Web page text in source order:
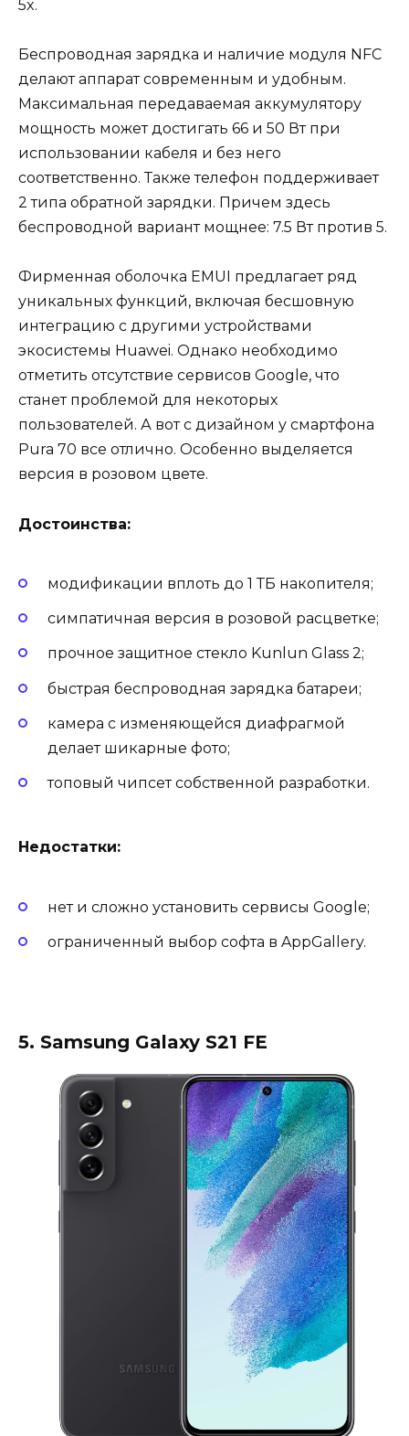
5x.
Беспроводная зарядка и наличие модуля NFC
делают аппарат современным и удобным.
Максимальная передаваемая аккумулятору
мощность может достигать 66 и 50 Вт при
использовании кабеля и без него
соответственно. Также телефон поддерживает
2 типа обратной зарядки. Причем здесь
беспроводной вариант мощнее: 7.5 Вт против 5.
Фирменная оболочка EMUI предлагает ряд
уникальных функций, включая бесшовную
интеграцию с другими устройствами
экосистемы Huawei. Однако необходимо
отметить отсутствие сервисов Google, что
станет проблемой для некоторых
пользователей. А вот с дизайном у смартфона
Pura 70 все отлично. Особенно выделяется
версия в розовом цвете.
Достоинства:
модификации вплоть до 1 ТБ накопителя;
симпатичная версия в розовой расцветке;
прочное защитное стекло Kunlun Glass 2;
быстрая беспроводная зарядка батареи;
камера с изменяющейся диафрагмой
делает шикарные фото;
топовый чипсет собственной разработки.
Недостатки:
нет и сложно установить сервисы Google;
ограниченный выбор софта в AppGallery.
5. Samsung Galaxy S21 FE